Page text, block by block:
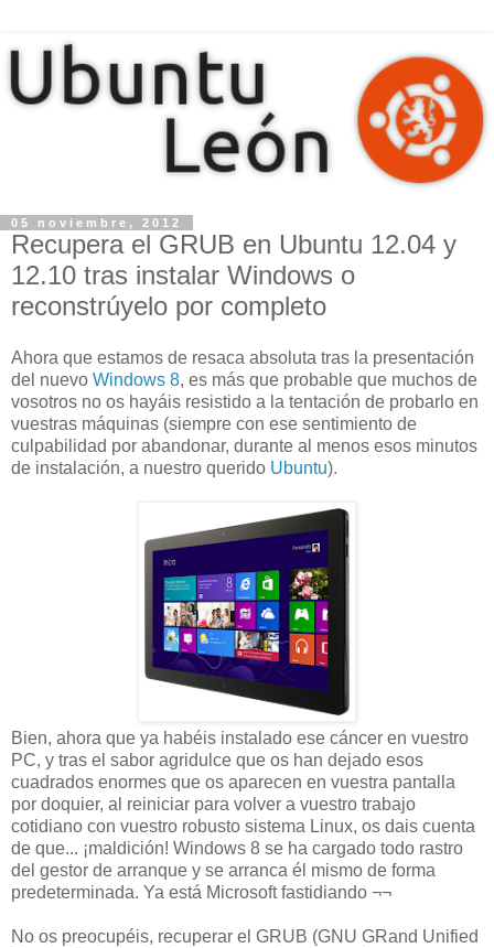
05 noviembre, 2012
Recupera el GRUB en Ubuntu 12.04 y
12.10 tras instalar Windows o
reconstrúyelo por completo
Ahora que estamos de resaca absoluta tras la presentación
del nuevo Windows 8, es más que probable que muchos de
vosotros no os hayáis resistido a la tentación de probarlo en
vuestras máquinas (siempre con ese sentimiento de
culpabilidad por abandonar, durante al menos esos minutos
de instalación, a nuestro querido Ubuntu).
Bien, ahora que ya habéis instalado ese cáncer en vuestro
PC, y tras el sabor agridulce que os han dejado esos
cuadrados enormes que os aparecen en vuestra pantalla
por doquier, al reiniciar para volver a vuestro trabajo
cotidiano con vuestro robusto sistema Linux, os dais cuenta
de que... ¡maldición! Windows 8 se ha cargado todo rastro
del gestor de arranque y se arranca él mismo de forma
predeterminada. Ya está Microsoft fastidiando ¬¬
No os preocupéis, recuperar el GRUB (GNU GRand Unified